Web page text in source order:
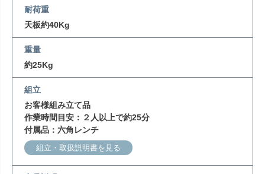
耐荷重
天板約40Kg
重量
約25Kg
組立
お客様組み立て品
作業時間目安：２人以上で約25分
付属品：六角レンチ
組立・取扱説明書を見る